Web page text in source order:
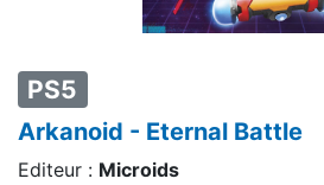
PS5
Arkanoid - Eternal Battle
Editeur : Microids